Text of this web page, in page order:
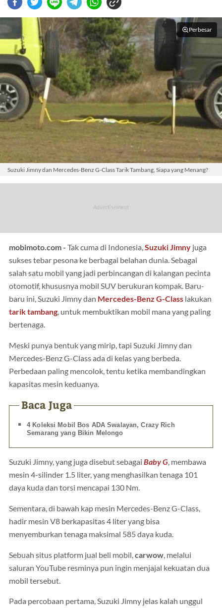
Perbesar
Suzuki Jimny dan Mercedes-Benz G-Class Tarik Tambang, Siapa yang Menang?
mobimoto.com - Tak cuma di Indonesia,Suzuki Jimny juga
sukses tebar pesona ke berbagai belahan dunia. Sebagai
salah satu mobil yang jadi perbincangan di kalangan pecinta
otomotif, khususnya mobil SUV berukuran kompak. Baru-
baru ini, Suzuki Jimny dan Mercedes-Benz G-Class lakukan
tarik tambang, untuk membuktikan mobil mana yang paling
bertenaga.
Meski punya bentuk yang mirip, tapi Suzuki Jimny dan
Mercedes-Benz G-Class ada di kelas yang berbeda.
Perbedaan paling mencolok, tentu ketika membandingkan
kapasitas mesin keduanya.
Baca Juga
4 Koleksi Mobil Bos ADA Swalayan, Crazy Rich
Semarang yang Bikin Melongo
Suzuki Jimny, yang juga disebut sebagai Baby G, membawa
mesin 4-silinder 1.5 liter, yang menghasilkan tenaga 101
daya kuda dan torsi mencapai 130 Nm.
Sementara, di bawah kap mesin Mercedes-Benz G-Class,
hadir mesin V8 berkapasitas 4 liter yang bisa
menyemburkan tenaga maksimal 585 daya kuda.
Sebuah situs platform jual beli mobil, carwow , melalui
saluran YouTube resminya pun ingin menjajal kekuatan dua
mobil tersebut.
Pada percobaan pertama, Suzuki Jimny jelas kalah unggul